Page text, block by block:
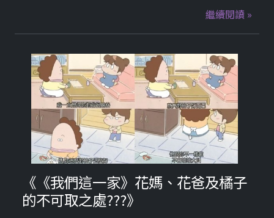
繼續閱讀 »
《《我們這一家》花媽、花爸及橘子
的不可取之處???》